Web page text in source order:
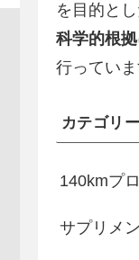
を目的と
科学的根
行っていま
カテゴリー
140kmプ
サプリメ